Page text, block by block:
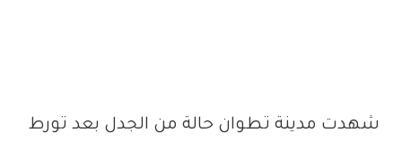
شهدت مدينة تطوان حالة من الجدل بعد تورط